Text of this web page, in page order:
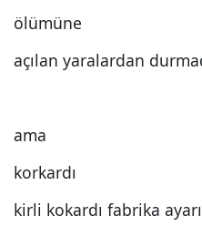
ölümüne
açılan yaralardan
ama
korkardı
kirli kokardı fabrika